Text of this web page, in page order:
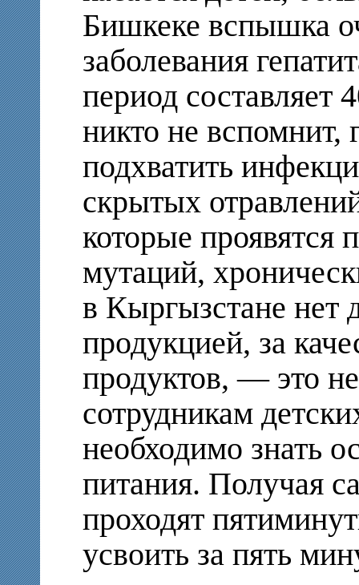
Бишкеке вспышка
заболевания
период составляет
никто не вспомнит,
подхватить
скрытых
которые проявятся
мутаций,
в Кыргызстане нет
продукцией, за
продуктов, — это
сотрудникам
необходимо знать
питания. Получая
проходят
усвоить за пять